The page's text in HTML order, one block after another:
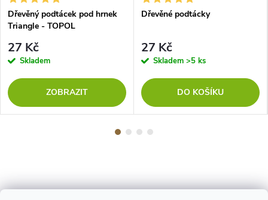
Dřevěný podtácek pod hrnek
Triangle - TOPOL
27 Kč
Skladem
ZOBRAZIT
Dřevěné podtácky
27 Kč
Skladem >5 ks
DO KOŠÍKU